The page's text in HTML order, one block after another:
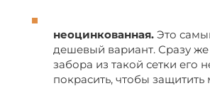
неоцинкованная. Это
дешевый вариант. Сразу же
забора из такой сетки его
покрасить, чтобы защитить